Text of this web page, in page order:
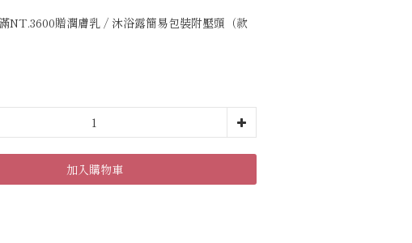
NT.3600贈潤膚乳 / 沐浴露簡易包裝附壓頭（款
加入購物車